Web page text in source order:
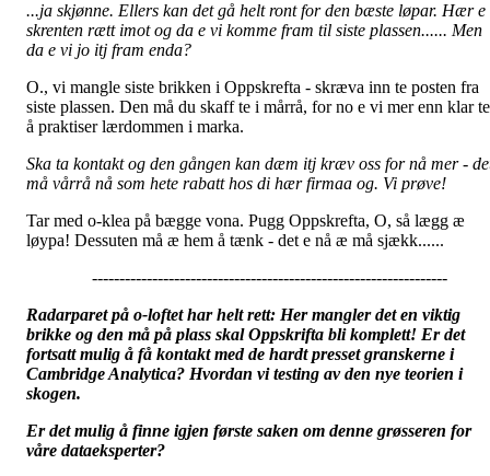
...ja skjønne. Ellers kan det gå helt ront for den bæste løpar. Hær e
skrenten rætt imot og da e vi komme fram til siste plassen...... Men
da e vi jo itj fram enda?
O., vi mangle siste brikken i Oppskrefta - skræva inn te posten fra
siste plassen. Den må du skaff te i mårrå, for no e vi mer enn klar te
å praktiser lærdommen i marka.
Ska ta kontakt og den gången kan dæm itj kræv oss for nå mer -
må vårrå nå som hete rabatt hos di hær firmaa og. Vi prøve!
Tar med o-klea på bægge vona. Pugg Oppskrefta, O, så lægg æ
løypa! Dessuten må æ hem å tænk - det e nå æ må sjækk......
-----------------------------------------------------------------
Radarparet på o-loftet har helt rett: Her mangler det en viktig
brikke og den må på plass skal Oppskrifta bli komplett! Er det
fortsatt mulig å få kontakt med de hardt presset granskerne i
Cambridge Analytica? Hvordan vi testing av den nye teorien i
skogen.
Er det mulig å finne igjen første saken om denne grøsseren for
våre dataeksperter?